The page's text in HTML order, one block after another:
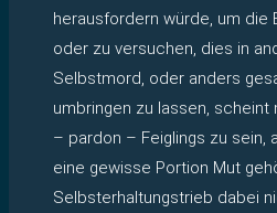
herausfordern würde, um die
oder zu versuchen, dies in
Selbstmord, oder anders
umbringen zu lassen,
– pardon – Feiglings zu sein,
eine gewisse Portion Mut
Selbsterhaltungstrieb dabei